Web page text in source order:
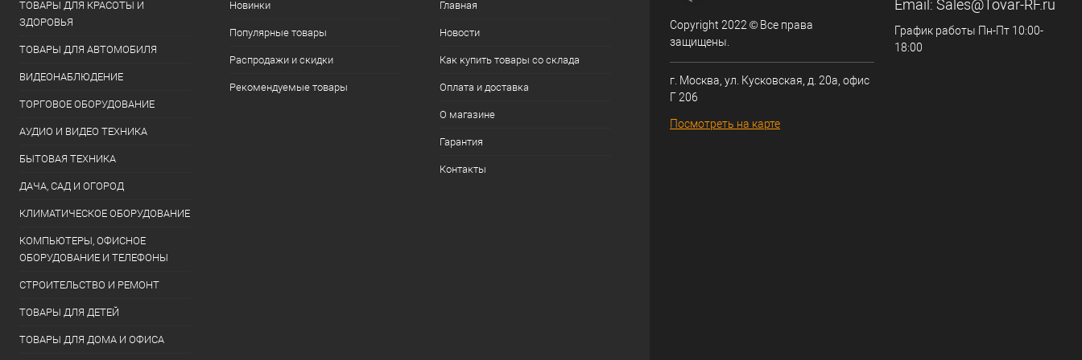
ТОВАРЫ ДЛЯ КРАСОТЫ И
ЗДОРОВЬЯ
ТОВАРЫ ДЛЯ АВТОМОБИЛЯ
ВИДЕОНАБЛЮДЕНИЕ
ТОРГОВОЕ ОБОРУДОВАНИЕ
АУДИО И ВИДЕО ТЕХНИКА
БЫТОВАЯ ТЕХНИКА
ДАЧА, САД И ОГОРОД
КЛИМАТИЧЕСКОЕ ОБОРУДОВАНИЕ
КОМПЬЮТЕРЫ, ОФИСНОЕ
ОБОРУДОВАНИЕ И ТЕЛЕФОНЫ
СТРОИТЕЛЬСТВО И РЕМОНТ
ТОВАРЫ ДЛЯ ДЕТЕЙ
ТОВАРЫ ДЛЯ ДОМА И ОФИСА
Новинки
Популярные товары
Распродажи и скидки
Рекомендуемые товары
Главная
Новости
Как купить товары со склада
Оплата и доставка
О магазине
Гарантия
Контакты
Copyright 2022 © Все права
защищены.
г. Москва, ул. Кусковская, д. 20а, офис
Г 206
Посмотреть на карте
Email: Sales@Tovar-RF.ru
График работы Пн-Пт 10:00-
18:00